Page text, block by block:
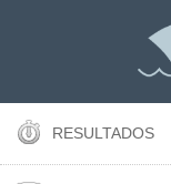
RESULTADOS